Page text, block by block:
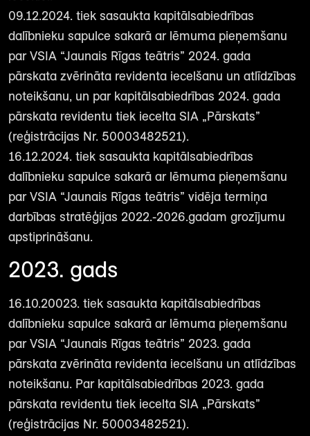
09.12.2024. tiek sasaukta kapitālsabiedrības
dalībnieku sapulce sakarā ar lēmuma pieņemšanu
par VSIA “Jaunais Rīgas teātris” 2024. gada
pārskata zvērināta revidenta iecelšanu un atlīdzības
noteikšanu, un par kapitālsabiedrības 2024. gada
pārskata revidentu tiek iecelta SIA „Pārskats”
(reģistrācijas Nr. 50003482521).
16.12.2024. tiek sasaukta kapitālsabiedrības
dalībnieku sapulce sakarā ar lēmuma pieņemšanu
par VSIA “Jaunais Rīgas teātris” vidēja termiņa
darbības stratēģijas 2022.-2026.gadam grozījumu
apstiprināšanu.
2023. gads
16.10.20023. tiek sasaukta kapitālsabiedrības
dalībnieku sapulce sakarā ar lēmuma pieņemšanu
par VSIA “Jaunais Rīgas teātris” 2023. gada
pārskata zvērināta revidenta iecelšanu un atlīdzības
noteikšanu. Par kapitālsabiedrības 2023. gada
pārskata revidentu tiek iecelta SIA „Pārskats”
(reģistrācijas Nr. 50003482521).